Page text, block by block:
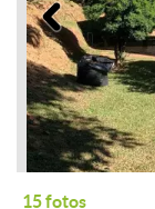
15 fotos